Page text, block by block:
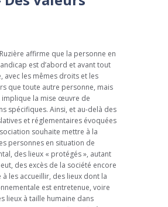
affirme que la personne en
est d’abord et avant tout
avec les mêmes droits et les
que toute autre personne, mais
implique la mise œuvre de
spécifiques. Ainsi, et au-delà des
et réglementaires évoquées
souhaite mettre à la
personnes en situation de
des lieux « protégés », autant
des excès de la société encore
les accueillir, des lieux dont la
est entretenue, voire
lieux à taille humaine dans